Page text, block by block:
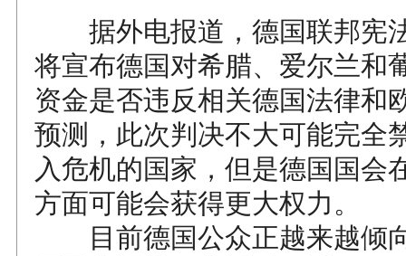
据外电报道，德国联邦宪
将宣布德国对希腊、爱尔兰和
资金是否违反相关德国法律和
预测，此次判决不大可能完全
入危机的国家，但是德国国会
方面可能会获得更大权力。
目前德国公众正越来越倾